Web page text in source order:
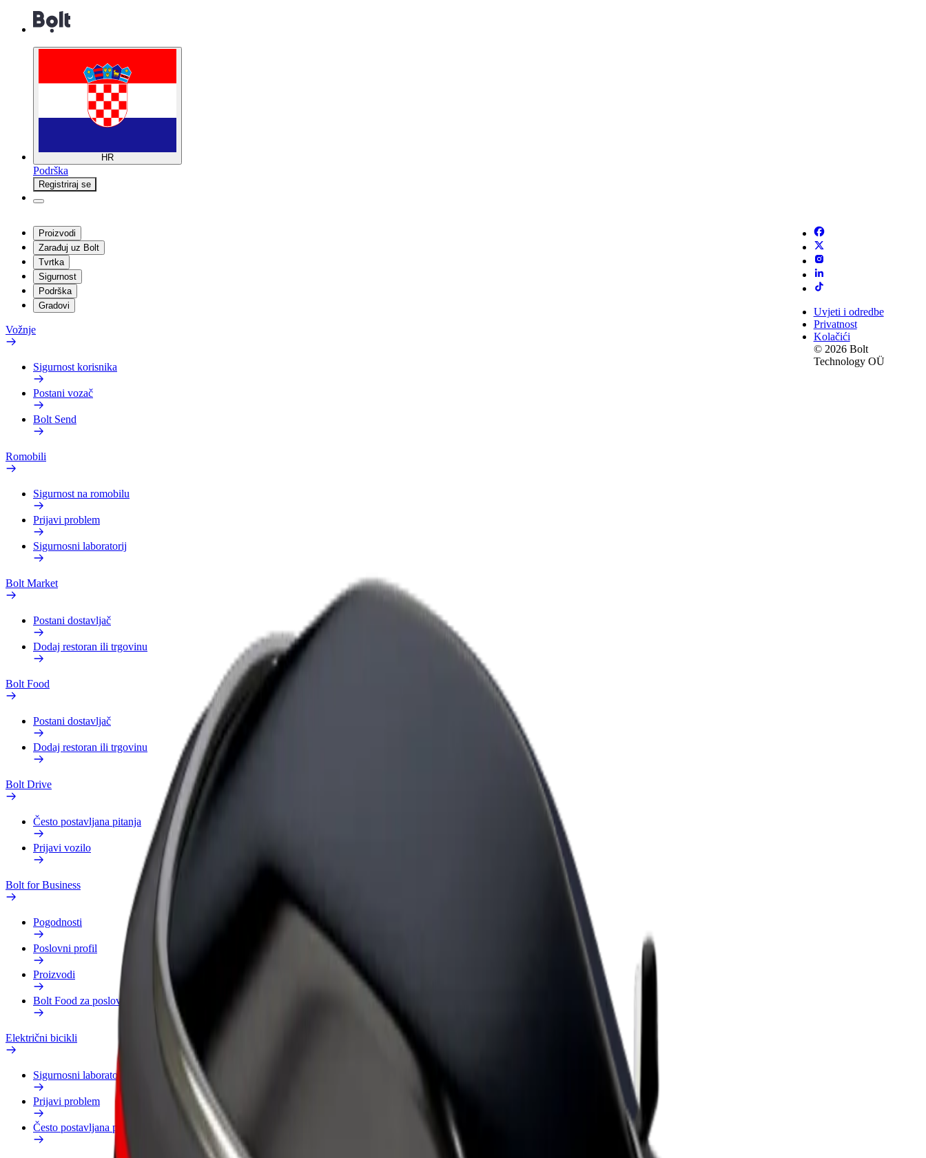
HR
Podrška
Registriraj se
Proizvodi
Zarađuj uz Bolt
Tvrtka
Sigurnost
Podrška
Gradovi
Vožnje
Sigurnost korisnika
Postani vozač
Bolt Send
Romobili
Sigurnost na romobilu
Prijavi problem
Sigurnosni laboratorij
Bolt Market
Postani dostavljač
Dodaj restoran ili trgovinu
Bolt Food
Postani dostavljač
Dodaj restoran ili trgovinu
Bolt Drive
Često postavljana pitanja
Prijavi vozilo
Bolt for Business
Pogodnosti
Poslovni profil
Proizvodi
Bolt Food za poslovne korisnike
Električni bicikli
Sigurnosni laboratorij
Prijavi problem
Često postavljana pitanja
Uvjeti i odredbe
Privatnost
Kolačići
© 2026 Bolt
Technology OÜ